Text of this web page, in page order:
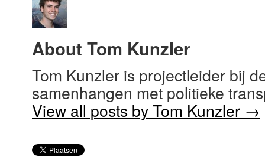
About Tom Kunzler
Tom Kunzler is projectleider bij
samenhangen met politieke
View all posts by Tom Kunzler →